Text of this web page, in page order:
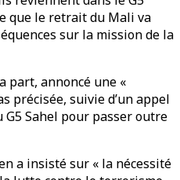
que le retrait du Mali va
sur la mission de la
part, annoncé une «
précisée, suivie d’un appel
Sahel pour passer outre
a insisté sur « la nécessité